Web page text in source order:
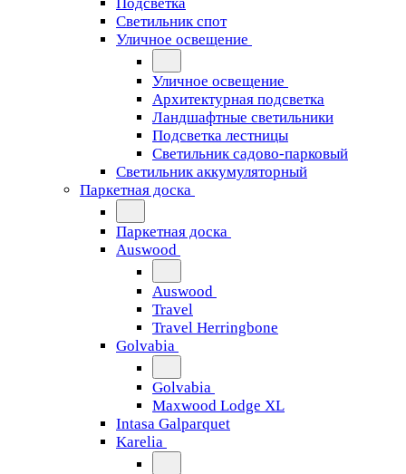
Светильник спот
Уличное освещение
Уличное освещение
Архитектурная подсветка
Ландшафтные светильники
Подсветка лестницы
Светильник садово-парковый
Светильник аккумуляторный
Паркетная доска
Паркетная доска
Auswood
Auswood
Travel
Travel Herringbone
Golvabia
Golvabia
Maxwood Lodge XL
Intasa Galparquet
Karelia